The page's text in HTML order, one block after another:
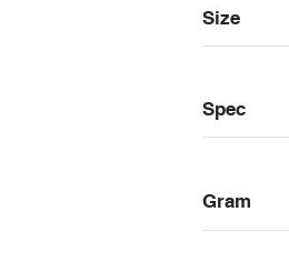
Size
Spec
Gram